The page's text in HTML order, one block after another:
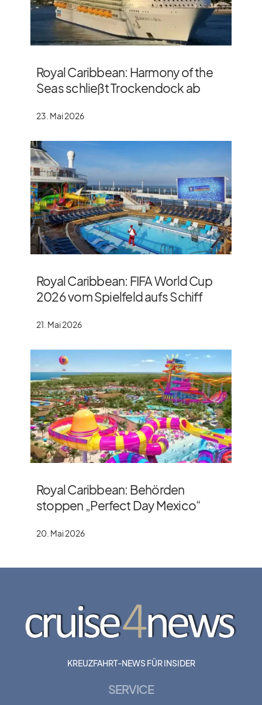
Royal Caribbean: Harmony of the
Seas schließt Trockendock ab
23. Mai 2026
Royal Caribbean: FIFA World Cup
2026 vom Spielfeld aufs Schiff
21. Mai 2026
Royal Caribbean: Behörden
stoppen „Perfect Day Mexico“
20. Mai 2026
KREUZFAHRT-NEWS FÜR INSIDER
SERVICE